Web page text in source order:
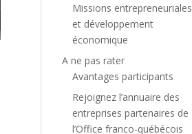
Missions entrepreneuriales
et développement
économique
A ne pas rater
Avantages participants
Rejoignez l’annuaire des
entreprises partenaires de
l’Office franco-québécois